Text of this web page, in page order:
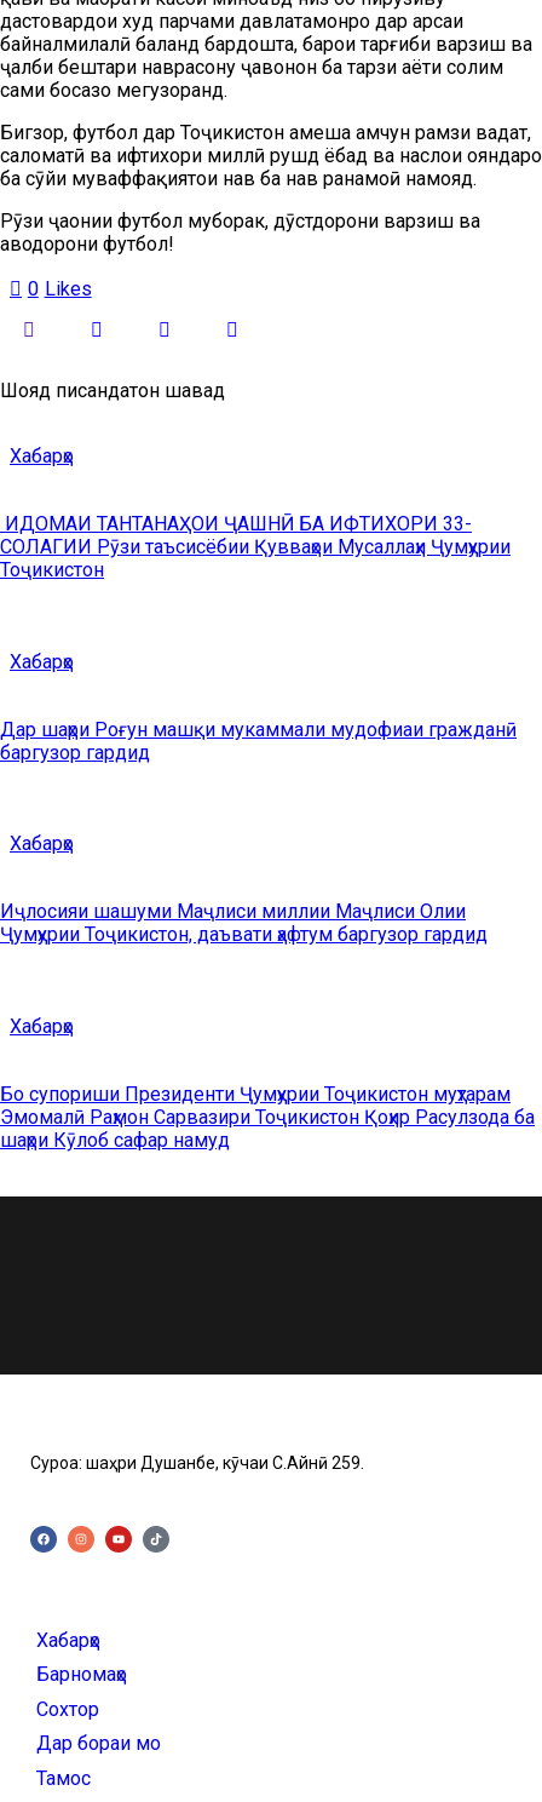
дастовардҳои худ парчами давлатамонро дар арсаи
байналмилалӣ баланд бардошта, барои тарғиби варзиш ва
ҷалби бештари наврасону ҷавонон ба тарзи ҳаёти солим
саҳми босазо мегузоранд.
Бигзор, футбол дар Тоҷикистон ҳамеша ҳамчун рамзи ваҳдат,
саломатӣ ва ифтихори миллӣ рушд ёбад ва наслҳои ояндаро
ба сӯйи муваффақиятҳои нав ба нав раҳнамоӣ намояд.
Рӯзи ҷаҳонии футбол муборак, дӯстдорони варзиш ва
ҳаводорони футбол!
0 Likes
Шояд писандатон шавад
Хабарҳо
ИДОМАИ ТАНТАНАҲОИ ҶАШНӢ БА ИФТИХОРИ 33-
СОЛАГИИ Рӯзи таъсисёбии Қувваҳои Мусаллаҳи Ҷумҳурии
Тоҷикистон
Хабарҳо
Дар шаҳри Роғун машқи мукаммали мудофиаи гражданӣ
баргузор гардид
Хабарҳо
Иҷлосияи шашуми Маҷлиси миллии Маҷлиси Олии
Ҷумҳурии Тоҷикистон, даъвати ҳафтум баргузор гардид
Хабарҳо
Бо супориши Президенти Ҷумҳурии Тоҷикистон муҳтарам
Эмомалӣ Раҳмон Сарвазири Тоҷикистон Қоҳир Расулзода ба
шаҳри Кӯлоб сафар намуд
Суроға: шаҳри Душанбе, кӯчаи C.Айнӣ 259.
Хабарҳо
Барномаҳо
Сохтор
Дар бораи мо
Тамос